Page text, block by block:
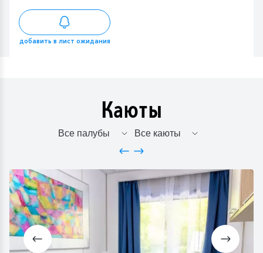
добавить в лист ожидания
Каюты